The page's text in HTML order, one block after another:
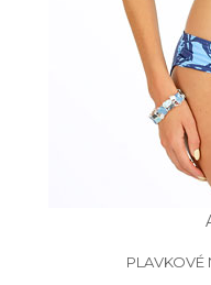
PLAVKOVÉ